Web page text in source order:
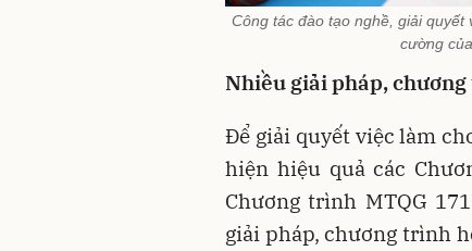
Công tác đào tạo nghề, giải
cường
Nhiều giải pháp,
Để giải quyết việc làm
hiện hiệu quả các
Chương trình MTQG
giải pháp, chương trình